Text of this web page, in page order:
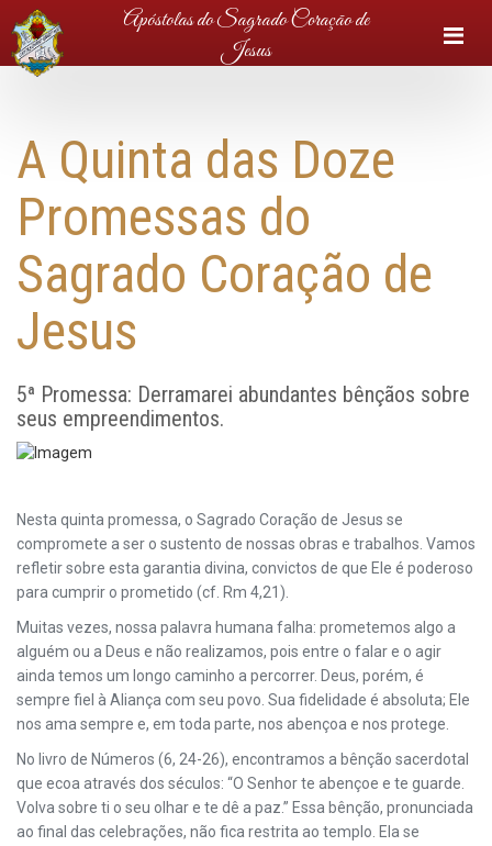
Apóstolas do Sagrado Coração de
Jesus
A Quinta das Doze
Promessas do
Sagrado Coração de
Jesus
5ª Promessa: Derramarei abundantes bênçãos sobre
seus empreendimentos.
Nesta quinta promessa, o Sagrado Coração de Jesus se
compromete a ser o sustento de nossas obras e trabalhos. Vamos
refletir sobre esta garantia divina, convictos de que Ele é poderoso
para cumprir o prometido (cf. Rm 4,21).
Muitas vezes, nossa palavra humana falha: prometemos algo a
alguém ou a Deus e não realizamos, pois entre o falar e o agir
ainda temos um longo caminho a percorrer. Deus, porém, é
sempre fiel à Aliança com seu povo. Sua fidelidade é absoluta; Ele
nos ama sempre e, em toda parte, nos abençoa e nos protege.
No livro de Números (6, 24-26), encontramos a bênção sacerdotal
que ecoa através dos séculos: “O Senhor te abençoe e te guarde.
Volva sobre ti o seu olhar e te dê a paz.” Essa bênção, pronunciada
ao final das celebrações, não fica restrita ao templo. Ela se